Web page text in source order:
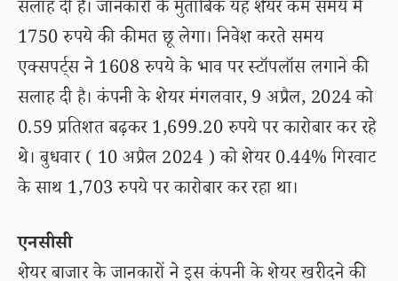
सलाह दी है। जानकारों के मुताबिक यह शेयर कम समय में
1750 रुपये की कीमत छू लेगा। निवेश करते समय
एक्सपर्ट्स ने 1608 रुपये के भाव पर स्टॉपलॉस लगाने की
सलाह दी है। कंपनी के शेयर मंगलवार, 9 अप्रैल, 2024 को
0.59 प्रतिशत बढ़कर 1,699.20 रुपये पर कारोबार कर रहे
थे। बुधवार ( 10 अप्रैल 2024 ) को शेयर 0.44% गिरवाट
के साथ 1,703 रुपये पर कारोबार कर रहा था।
एनसीसी